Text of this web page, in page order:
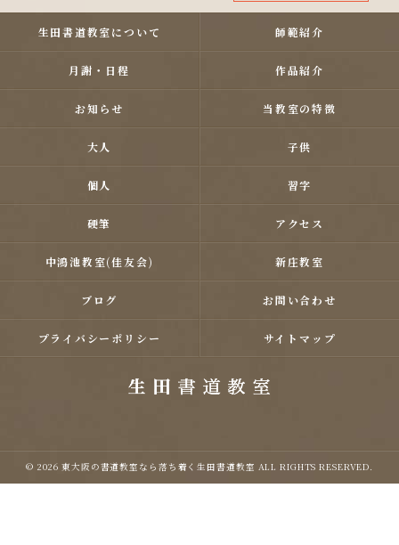
生田書道教室について 師範紹介
月謝・日程 作品紹介
お知らせ 当教室の特徴
大人 子供
個人 習字
硬筆 アクセス
中鴻池教室(佳友会) 新庄教室
ブログ お問い合わせ
プライバシーポリシー サイトマップ
© 2026 東大阪の書道教室なら落ち着く生田書道教室 ALL RIGHTS RESERVED.